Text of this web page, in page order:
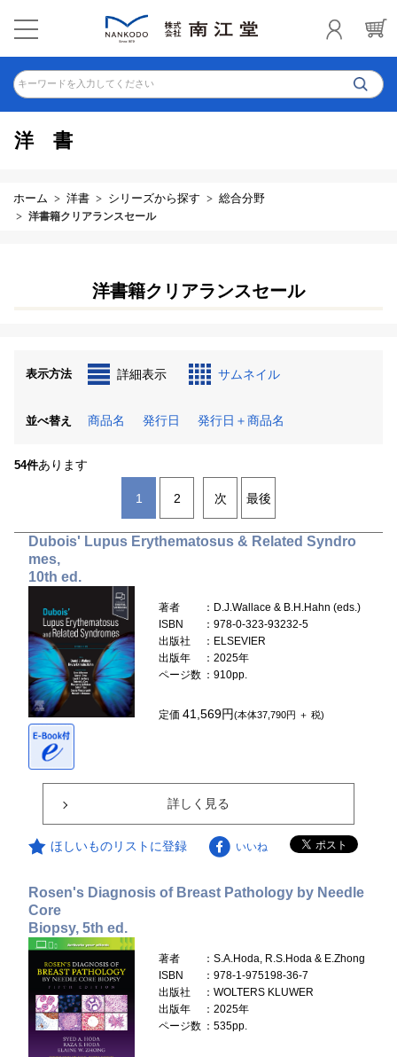
キーワードを入力してください
洋書
ホーム 洋書 シリーズから探す 総合分野
洋書籍クリアランスセール
洋書籍クリアランスセール
表示方法 詳細表示 サムネイル
並べ替え 商品名 発行日 発行日＋商品名
54件あります
1 2 次 最後
Dubois' Lupus Erythematosus & Related Syndro
mes,
10th ed.
著者
：D.J.Wallace & B.H.Hahn (eds.)
ISBN
：978-0-323-93232-5
出版社
：ELSEVIER
出版年
：2025年
ページ数 ：910pp.
定価41,569円(本体37,790円 ＋ 税)
詳しく見る
ほしいものリストに登録 いいね
Rosen's Diagnosis of Breast Pathology by Needle
Core
Biopsy, 5th ed.
著者
：S.A.Hoda, R.S.Hoda & E.Zhong
ISBN
：978-1-975198-36-7
出版社
：WOLTERS KLUWER
出版年
：2025年
ページ数 ：535pp.